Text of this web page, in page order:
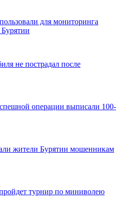
для мониторинга
не пострадал после
операции выписали 100-
жители Бурятии мошенникам
турнир по миниволею